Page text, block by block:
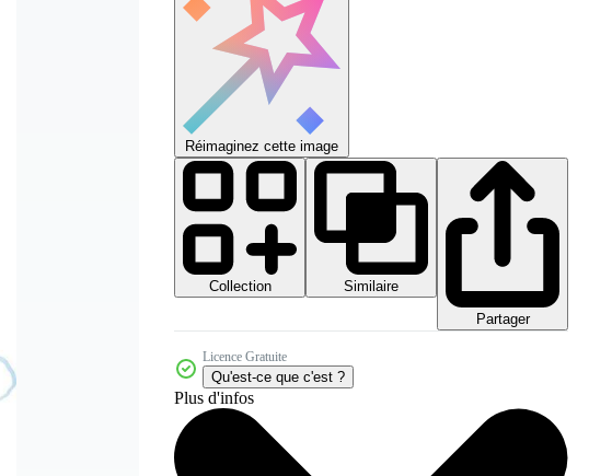
Réimaginez cette image
Collection
Similaire
Partager
Licence Gratuite
Qu'est-ce que c'est ?
Plus d'infos